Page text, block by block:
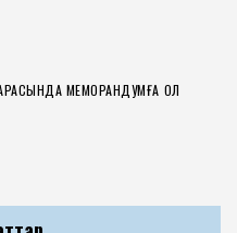
МЕМОРАНДУМҒА ҚОЛ